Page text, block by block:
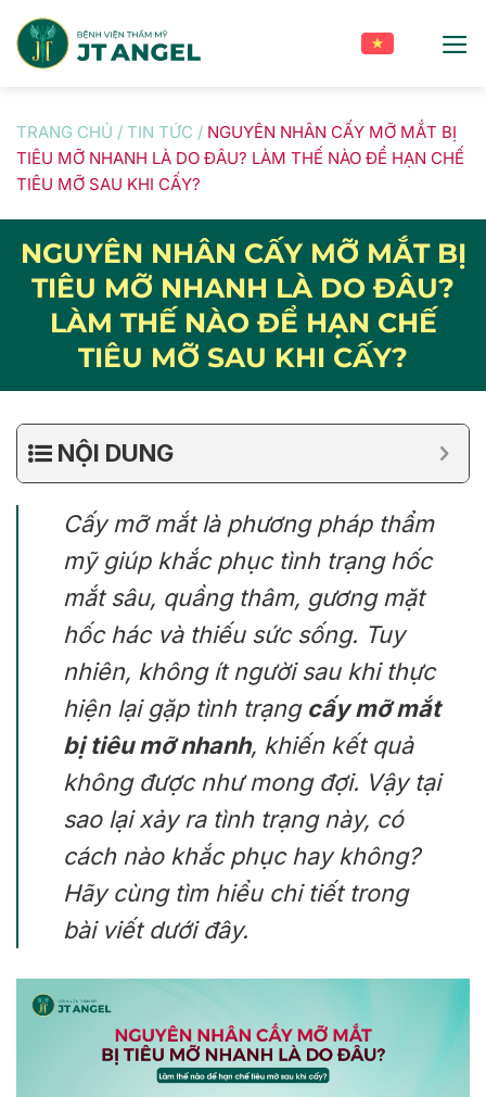
content
TRANG CHỦ / TIN TỨC / NGUYÊN NHÂN CẤY MỠ MẮT BỊ
TIÊU MỠ NHANH LÀ DO ĐÂU? LÀM THẾ NÀO ĐỂ HẠN CHẾ
TIÊU MỠ SAU KHI CẤY?
NGUYÊN NHÂN CẤY MỠ MẮT BỊ
TIÊU MỠ NHANH LÀ DO ĐÂU?
LÀM THẾ NÀO ĐỂ HẠN CHẾ
TIÊU MỠ SAU KHI CẤY?
NỘI DUNG
Cấy mỡ mắt là phương pháp thẩm
mỹ giúp khắc phục tình trạng hốc
mắt sâu, quầng thâm, gương mặt
hốc hác và thiếu sức sống. Tuy
nhiên, không ít người sau khi thực
hiện lại gặp tình trạng cấy mỡ mắt
bị tiêu mỡ nhanh, khiến kết quả
không được như mong đợi. Vậy tại
sao lại xảy ra tình trạng này, có
cách nào khắc phục hay không?
Hãy cùng tìm hiểu chi tiết trong
bài viết dưới đây.